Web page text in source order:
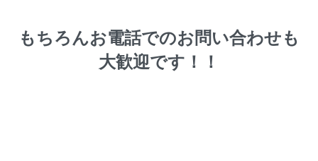
もちろんお電話でのお問い合わせも
大歓迎です！！